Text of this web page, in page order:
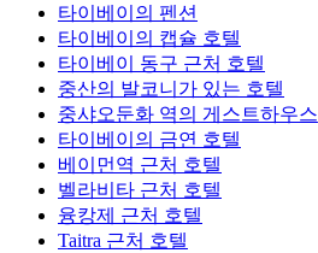
타이베이의 펜션
타이베이의 캡슐 호텔
타이베이 동구 근처 호텔
중산의 발코니가 있는 호텔
중샤오둔화 역의 게스트하우스
타이베이의 금연 호텔
베이먼역 근처 호텔
벨라비타 근처 호텔
융캉제 근처 호텔
Taitra 근처 호텔